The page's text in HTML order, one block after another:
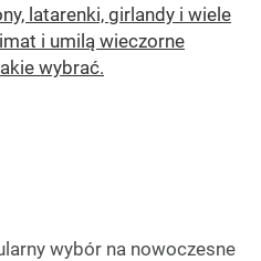
latarenki, girlandy i wiele
i umilą wieczorne
wybrać.
wybór na nowoczesne